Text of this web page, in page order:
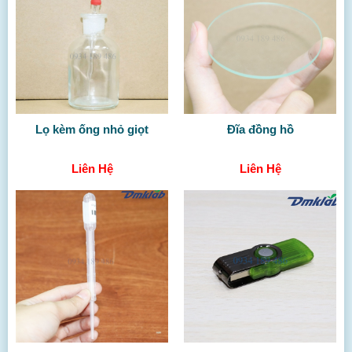
Lọ kèm ống nhỏ giọt
Liên Hệ
Đĩa đồng hồ
Liên Hệ